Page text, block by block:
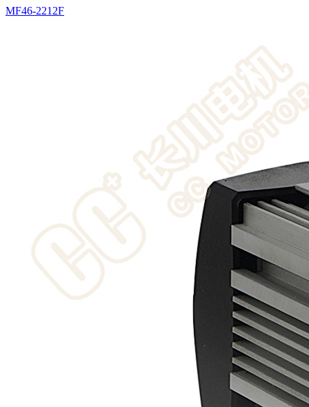
MF46-2212F